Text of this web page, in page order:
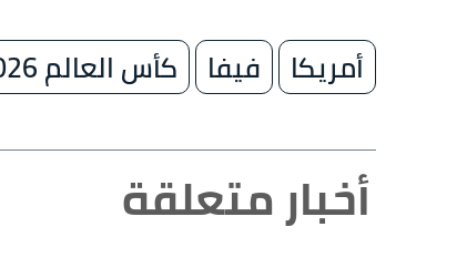
أمريكا فيفا كأس العالم 2026
أخبار متعلقة